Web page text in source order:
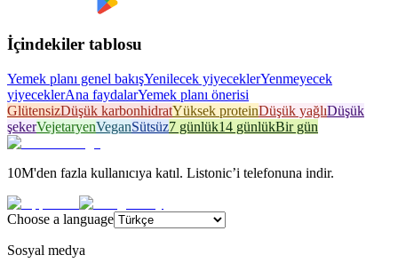
İçindekiler tablosu
Yemek planı genel bakışYenilecek yiyeceklerYenmeyecek
yiyeceklerAna faydalarYemek planı önerisi
GlütensizDüşük karbonhidratYüksek proteinDüşük yağlıDüşük
şekerVejetaryenVeganSütsüz7 günlük14 günlükBir gün
10M'den fazla kullanıcıya katıl. Listonic’i telefonuna indir.
Choose a language
Sosyal medya